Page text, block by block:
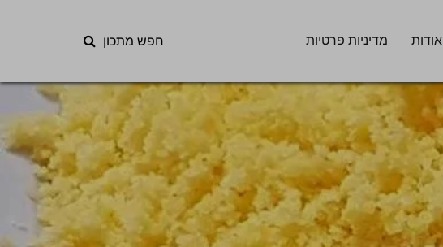
אודות מדיניות פרטיות חפש מתכון